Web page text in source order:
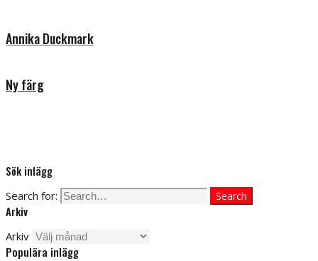
Annika Duckmark
Ny färg
Sök inlägg
Search for: Search
Arkiv
Arkiv
Populära inlägg